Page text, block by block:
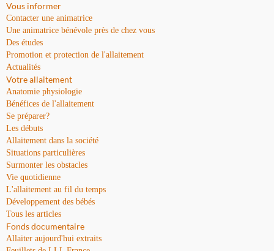
Vous informer
Contacter une animatrice
Une animatrice bénévole près de chez vous
Des études
Promotion et protection de l'allaitement
Actualités
Votre allaitement
Anatomie physiologie
Bénéfices de l'allaitement
Se préparer?
Les débuts
Allaitement dans la société
Situations particulières
Surmonter les obstacles
Vie quotidienne
L'allaitement au fil du temps
Développement des bébés
Tous les articles
Fonds documentaire
Allaiter aujourd'hui extraits